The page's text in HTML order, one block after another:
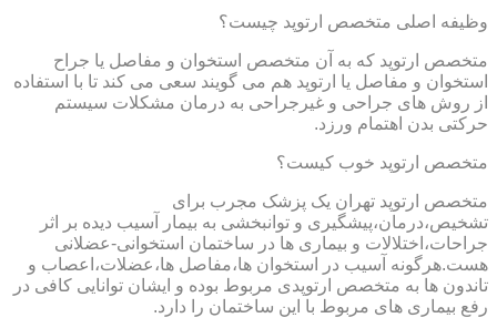
وظیفه اصلی متخصص ارتوپد چیست؟
متخصص ارتوپد که به آن متخصص استخوان و مفاصل یا جراح
استخوان و مفاصل یا ارتوپد هم می گویند سعی می کند تا با استفاده
از روش های جراحی و غیرجراحی به درمان مشکلات سیستم
حرکتی بدن اهتمام ورزد.
متخصص ارتوپد خوب کیست؟
متخصص ارتوپد تهران یک پزشک مجرب برای
تشخیص،درمان،پیشگیری و توانبخشی به بیمار آسیب دیده بر اثر
جراحات،اختلالات و بیماری ها در ساختمان استخوانی-عضلانی
هست.هرگونه آسیب در استخوان ها،مفاصل ها،عضلات،اعصاب و
تاندون ها به متخصص ارتوپدی مربوط بوده و ایشان توانایی کافی در
رفع بیماری های مربوط با این ساختمان را دارد.